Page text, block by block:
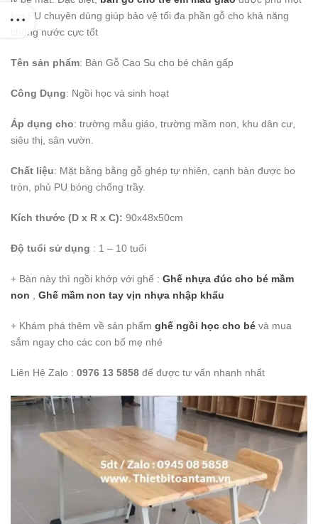
lớp PU chuyên dùng giúp bảo vệ tối đa phần gỗ cho khả năng
chống nước cực tốt
Tên sản phẩm: Bàn Gỗ Cao Su cho bé chân gấp
Công Dụng: Ngồi học và sinh hoạt
Áp dụng cho: trường mẫu giáo, trường mầm non, khu dân cư,
siêu thị, sân vườn.
Chất liệu: Mặt bằng bằng gỗ ghép tự nhiên, cạnh bàn được bo
tròn, phủ PU bóng chống trầy.
Kích thước (D x R x C): 90x48x50cm
Độ tuổi sử dụng : 1 – 10 tuổi
+ Bàn này thì ngồi khớp với ghế : Ghế nhựa đúc cho bé mầm
non
Ghế mầm non tay vịn nhựa nhập khẩu
+ Khám phá thêm về sản phẩm ghế ngồi học cho bé và mua
sắm ngay cho các con bố mẹ nhé
Liên Hệ Zalo : 0976 13 5858 để được tư vấn nhanh nhất